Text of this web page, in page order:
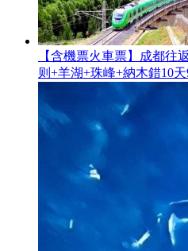
【含機票火車票】成都往
则+羊湖+珠峰+納木錯10